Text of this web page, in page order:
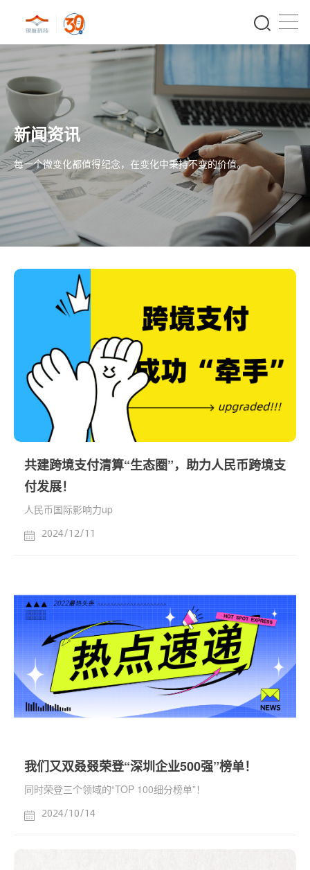
新闻资讯
每一个微变化都值得纪念，在变化中秉持不变的价值。
共建跨境支付清算“生态圈”，助力人民币跨境支
付发展！
人民币国际影响力up
2024/12/11
我们又双叒叕荣登“深圳企业500强”榜单！
同时荣登三个领域的“TOP 100细分榜单”！
2024/10/14